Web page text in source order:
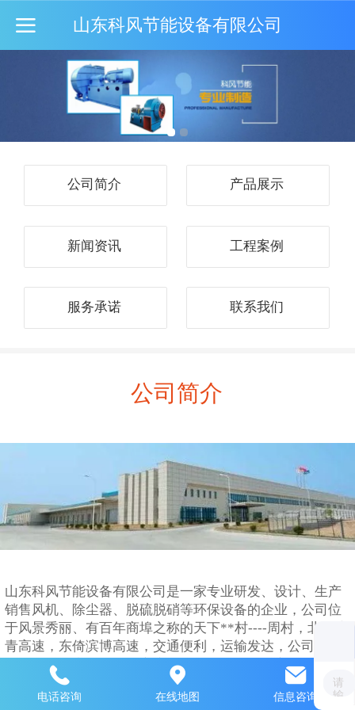
山东科风节能设备有限公司
公司简介 产品展示
新闻资讯 工程案例
服务承诺 联系我们
山东科风节能设备有限公司是一家专业研发、设计、生产
销售风机、除尘器、脱硫脱硝等环保设备的企业，公司位
于风景秀丽、有百年商埠之称的天下**村----周村，北靠济
青高速，东倚滨博高速，交通便利，运输发达，公司奉行
销售优质的产品，满足客户的需求，一切以顾客为中心，
牢牢把握市场。 我公司产品包括：风机系列：高温不锈钢
风机；锅炉鼓引风机；玻璃钢风机
公司简介
电话咨询 在线地图 信息咨询